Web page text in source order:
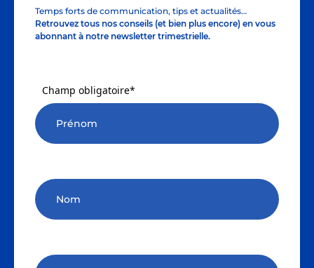
Temps forts de communication, tips et actualités…
Retrouvez tous nos conseils (et bien plus encore) en vous
abonnant à notre newsletter trimestrielle.
Champ obligatoire*